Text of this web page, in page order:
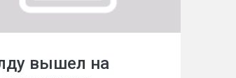
вышел на